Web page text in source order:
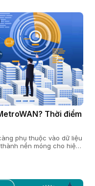
Thời điểm
phụ thuộc vào dữ liệu
nền móng cho hiệu
Khi quy mô mở rộng, chi
định ngày càng cao,